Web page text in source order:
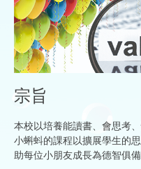
宗旨
本校以培養能讀書、會思考
小蝌蚪的課程以擴展學生的
助每位小朋友成長為德智俱備